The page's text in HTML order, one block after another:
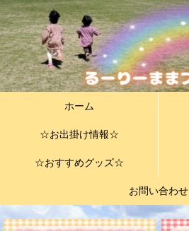
ホーム
☆お出掛け情報☆
☆おすすめグッズ☆
お問い合わせ